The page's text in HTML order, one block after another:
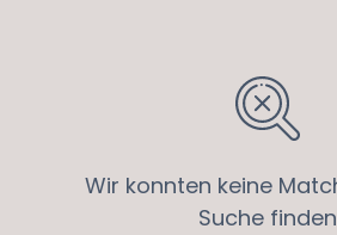
Wir konnten keine
Suche finden